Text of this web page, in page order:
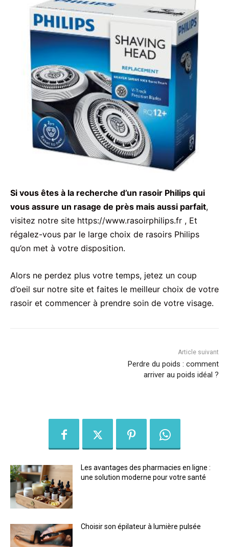
Si vous êtes à la recherche d’un rasoir Philips qui
vous assure un rasage de près mais aussi parfait,
visitez notre site https://www.rasoirphilips.fr , Et
régalez-vous par le large choix de rasoirs Philips
qu’on met à votre disposition.
Alors ne perdez plus votre temps, jetez un coup
d’oeil sur notre site et faites le meilleur choix de votre
rasoir et commencer à prendre soin de votre visage.
Article suivant
Perdre du poids : comment
arriver au poids idéal ?
Les avantages des pharmacies en ligne :
une solution moderne pour votre santé
Choisir son épilateur à lumière pulsée